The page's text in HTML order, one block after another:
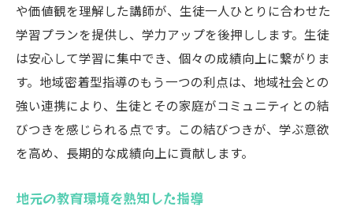
や価値観を理解した講師が、生徒一人ひとりに合わせた
学習プランを提供し、学力アップを後押しします。生徒
は安心して学習に集中でき、個々の成績向上に繋がりま
す。地域密着型指導のもう一つの利点は、地域社会との
強い連携により、生徒とその家庭がコミュニティとの結
びつきを感じられる点です。この結びつきが、学ぶ意欲
を高め、長期的な成績向上に貢献します。
地元の教育環境を熟知した指導